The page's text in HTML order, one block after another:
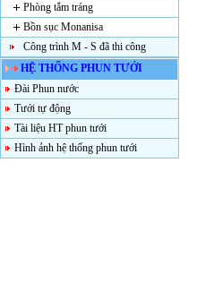
Phòng tắm tráng
Bồn sục Monanisa
Công trình M - S đã thi công
HỆ THỐNG PHUN TƯỚI
Đài Phun nước
Tưới tự động
Tài liệu HT phun tưới
Hình ảnh hệ thống phun tưới